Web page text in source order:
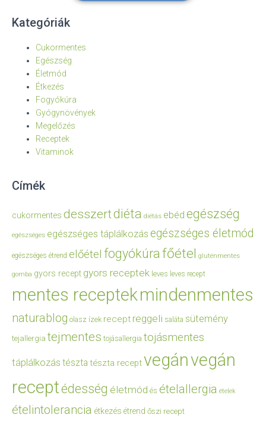
Kategóriák
Cukormentes
Egészség
Életmód
Étkezés
Fogyókúra
Gyógynövények
Megelőzés
Receptek
Vitaminok
Címék
cukormentes desszertdiéta diétás ebéd egészség
egészséges egészséges táplálkozás egészséges életmód
egészséges étrend előétel fogyókúrafőétel gluténmentes
gomba gyors recept gyors receptek leves leves recept
mentes receptekmindenmentes
naturablog olasz ízek recept reggeli saláta sütemény
tejallergia tejmentes tojásallergia tojásmentes
táplálkozás tészta tészta receptvegánvegán
receptédesség életmód és ételallergia ételek
ételintolerancia étkezés étrend őszi recept